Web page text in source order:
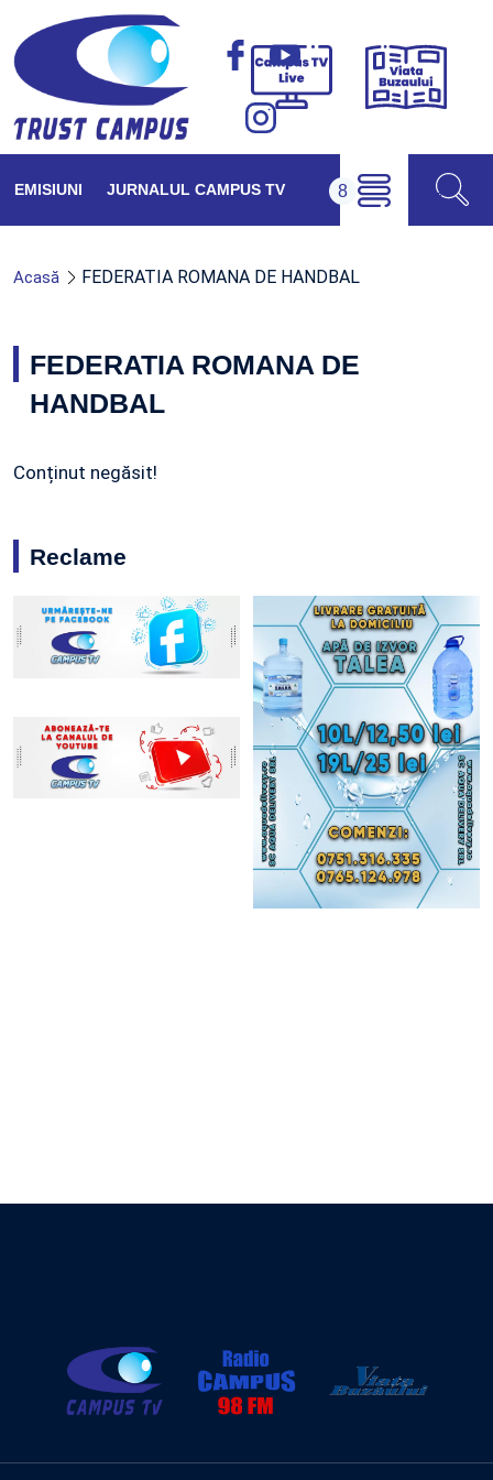
Campus
Viața
EMISIUNI JURNALUL CAMPUS TV
Acasă FEDERATIA ROMANA DE HANDBAL
FEDERATIA ROMANA DE
HANDBAL
Conținut negăsit!
Reclame